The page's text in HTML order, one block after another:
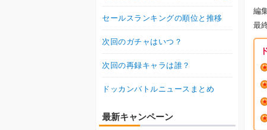
編
最
セールスランキングの順位と推移
次回のガチャはいつ？
次回の再録キャラは誰？
ドッカンバトルニュースまとめ
最新キャンペーン